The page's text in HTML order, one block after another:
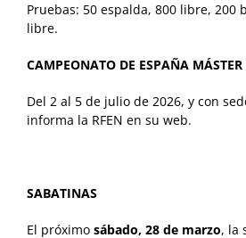
Pruebas: 50 espalda, 800 libre, 200
libre.
CAMPEONATO DE ESPAÑA
Del 2 al 5 de julio de 2026, y con
informa la RFEN en su web.
SABATINAS
El próximo sábado, 28 de marzo, la